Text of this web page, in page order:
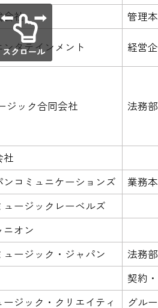
会社
管理
タテインメント 経営
ジック合同会社 法務部
社
コミュニケーションズ
業務
ージックレーベルズ
オン
ージック・ジャパン
法務部
契約
ジック・クリエイティ
グル